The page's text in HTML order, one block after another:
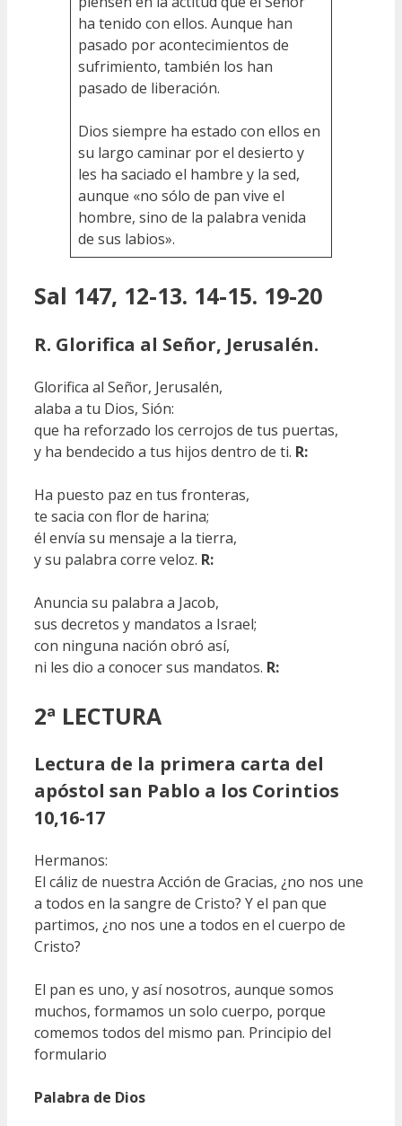
ha tenido con ellos. Aunque han
pasado por acontecimientos de
sufrimiento, también los han
pasado de liberación.
Dios siempre ha estado con ellos en
su largo caminar por el desierto y
les ha saciado el hambre y la sed,
aunque «no sólo de pan vive el
hombre, sino de la palabra venida
de sus labios».
Sal 147, 12-13. 14-15. 19-20
R. Glorifica al Señor, Jerusalén.
Glorifica al Señor, Jerusalén,
alaba a tu Dios, Sión:
que ha reforzado los cerrojos de tus puertas,
y ha bendecido a tus hijos dentro de ti. R:
Ha puesto paz en tus fronteras,
te sacia con flor de harina;
él envía su mensaje a la tierra,
y su palabra corre veloz. R:
Anuncia su palabra a Jacob,
sus decretos y mandatos a Israel;
con ninguna nación obró así,
ni les dio a conocer sus mandatos. R:
2ª LECTURA
Lectura de la primera carta del
apóstol san Pablo a los Corintios
10,16-17
Hermanos:
El cáliz de nuestra Acción de Gracias, ¿no nos une
a todos en la sangre de Cristo? Y el pan que
partimos, ¿no nos une a todos en el cuerpo de
Cristo?
El pan es uno, y así nosotros, aunque somos
muchos, formamos un solo cuerpo, porque
comemos todos del mismo pan. Principio del
formulario
Palabra de Dios